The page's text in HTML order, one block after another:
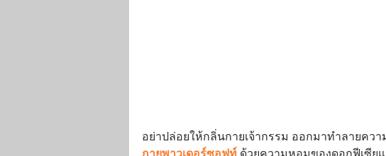
อย่าปล่อยให้กลิ่นกายเจ้ากรรม ออกมาทำลายคว